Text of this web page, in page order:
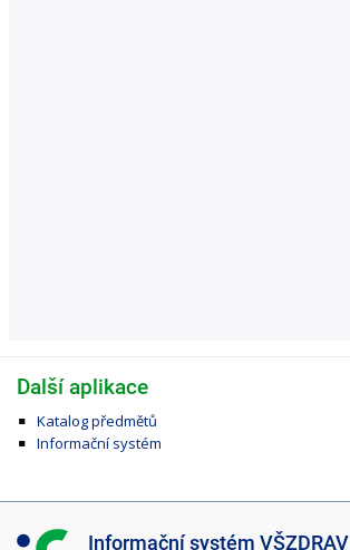
Další aplikace
Katalog předmětů
Informační systém
I Informační systém VŠZDRAV